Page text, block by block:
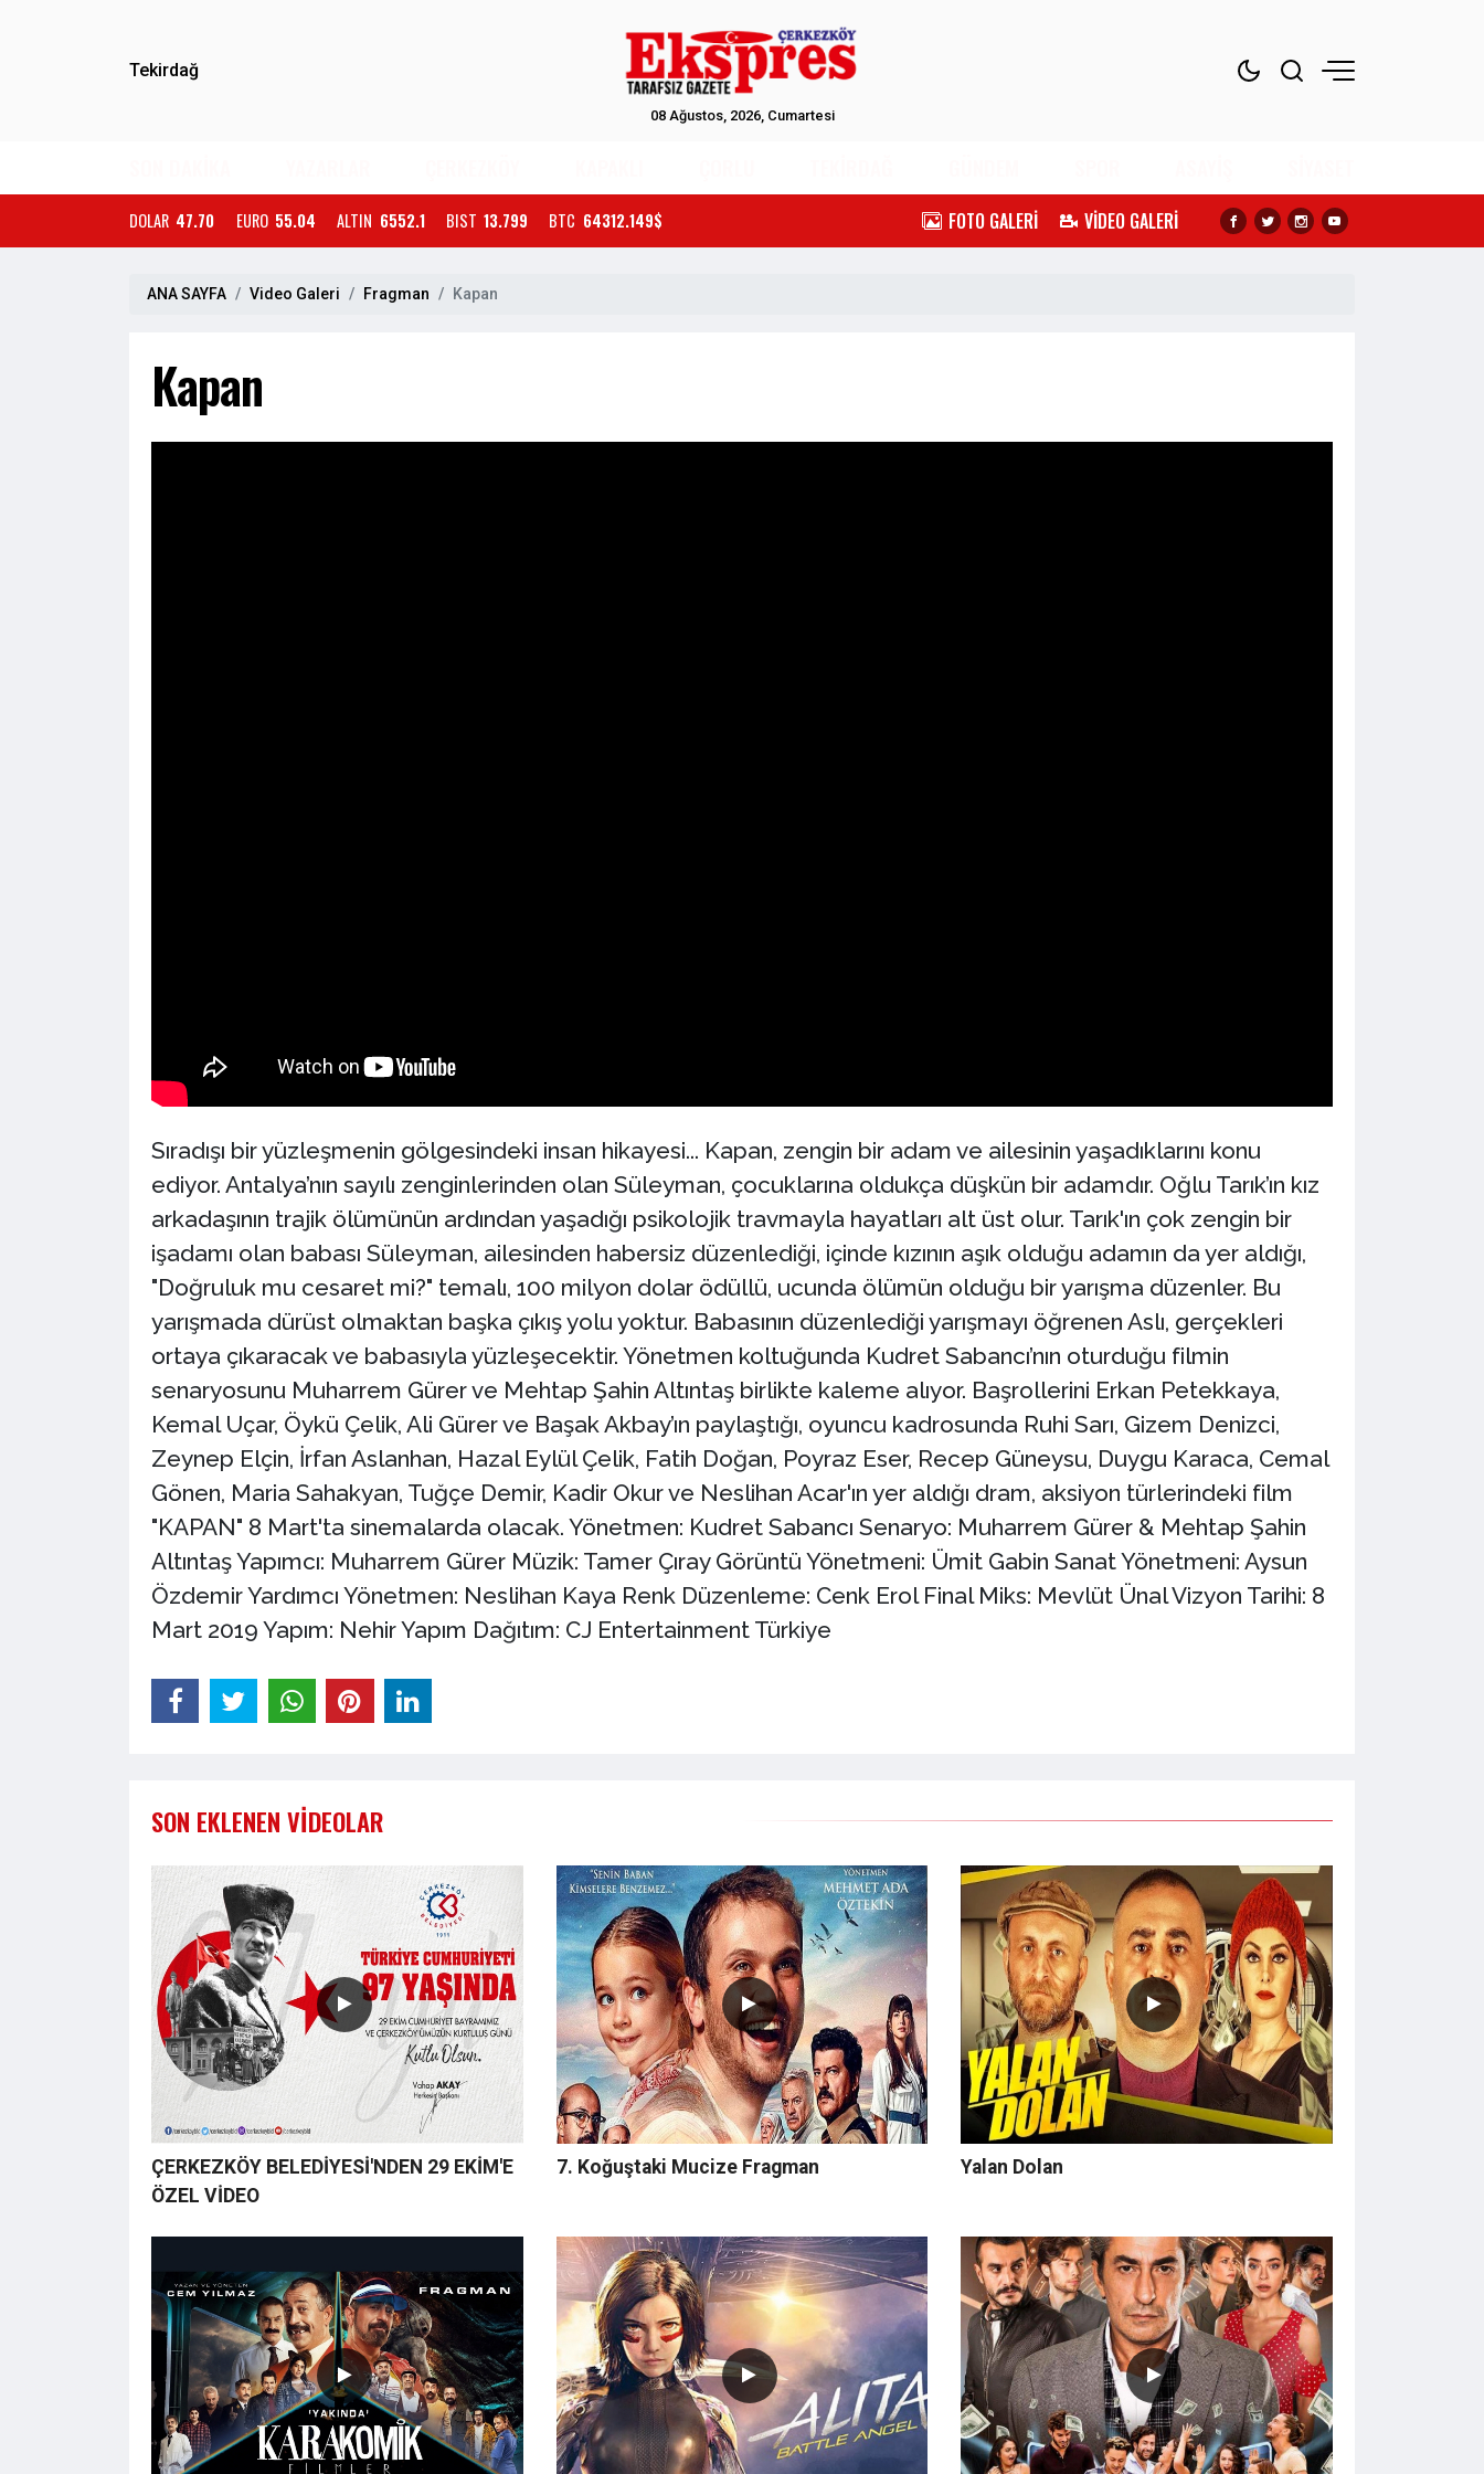
Tekirdağ
08 Ağustos, 2026, Cumartesi
DOLAR 47.70 EURO 55.04 ALTIN 6552.1 BIST 13.799 BTC 64312.149$ FOTO GALERİ VİDEO GALERİ
ANA SAYFA Video Galeri Fragman Kapan
Kapan
Sıradışı bir yüzleşmenin gölgesindeki insan hikayesi... Kapan, zengin bir adam ve ailesinin yaşadıklarını konu
ediyor. Antalya’nın sayılı zenginlerinden olan Süleyman, çocuklarına oldukça düşkün bir adamdır. Oğlu Tarık’ın kız
arkadaşının trajik ölümünün ardından yaşadığı psikolojik travmayla hayatları alt üst olur. Tarık'ın çok zengin bir
işadamı olan babası Süleyman, ailesinden habersiz düzenlediği, içinde kızının aşık olduğu adamın da yer aldığı,
"Doğruluk mu cesaret mi?" temalı, 100 milyon dolar ödüllü, ucunda ölümün olduğu bir yarışma düzenler. Bu
yarışmada dürüst olmaktan başka çıkış yolu yoktur. Babasının düzenlediği yarışmayı öğrenen Aslı, gerçekleri
ortaya çıkaracak ve babasıyla yüzleşecektir. Yönetmen koltuğunda Kudret Sabancı’nın oturduğu filmin
senaryosunu Muharrem Gürer ve Mehtap Şahin Altıntaş birlikte kaleme alıyor. Başrollerini Erkan Petekkaya,
Kemal Uçar, Öykü Çelik, Ali Gürer ve Başak Akbay’ın paylaştığı, oyuncu kadrosunda Ruhi Sarı, Gizem Denizci,
Zeynep Elçin, İrfan Aslanhan, Hazal Eylül Çelik, Fatih Doğan, Poyraz Eser, Recep Güneysu, Duygu Karaca, Cemal
Gönen, Maria Sahakyan, Tuğçe Demir, Kadir Okur ve Neslihan Acar'ın yer aldığı dram, aksiyon türlerindeki film
"KAPAN" 8 Mart'ta sinemalarda olacak. Yönetmen: Kudret Sabancı Senaryo: Muharrem Gürer & Mehtap Şahin
Altıntaş Yapımcı: Muharrem Gürer Müzik: Tamer Çıray Görüntü Yönetmeni: Ümit Gabin Sanat Yönetmeni: Aysun
Özdemir Yardımcı Yönetmen: Neslihan Kaya Renk Düzenleme: Cenk Erol Final Miks: Mevlüt Ünal Vizyon Tarihi: 8
Mart 2019 Yapım: Nehir Yapım Dağıtım: CJ Entertainment Türkiye
SON EKLENEN VIDEOLAR
ÇERKEZKÖY BELEDİYESİ'NDEN 29 EKİM'E
ÖZEL VİDEO
7. Koğuştaki Mucize Fragman Yalan Dolan